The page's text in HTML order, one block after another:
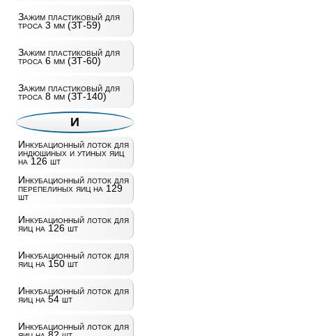
Зажим пластиковый для
троса 3 мм (ЗТ-59)
Зажим пластиковый для
троса 6 мм (ЗТ-60)
Зажим пластиковый для
троса 8 мм (ЗТ-140)
И
Инкубационный лоток для
индюшиных и утиных яиц
на 126 шт
Инкубационный лоток для
перепелиных яиц на 129
шт
Инкубационный лоток для
яиц на 126 шт
Инкубационный лоток для
яиц на 150 шт
Инкубационный лоток для
яиц на 54 шт
Инкубационный лоток для